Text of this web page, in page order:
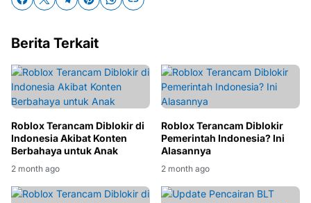
Berita Terkait
Roblox Terancam Diblokir di
Indonesia Akibat Konten
Berbahaya untuk Anak
2 month ago
Roblox Terancam Diblokir
Pemerintah Indonesia? Ini
Alasannya
2 month ago